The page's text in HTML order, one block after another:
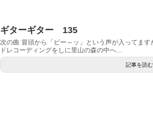
ギターギター 135
次の曲 冒頭から「ピー～ッ」という声が入ってま
ドレコーディングをしに里山の森の中へ...
記事を読む